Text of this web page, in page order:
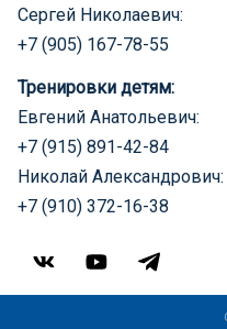
Сергей Николаевич:
+7 (905) 167-78-55
Тренировки детям:
Евгений Анатольевич:
+7 (915) 891-42-84
Николай Александрович:
+7 (910) 372-16-38